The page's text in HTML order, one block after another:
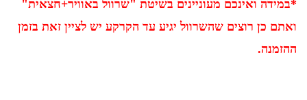
*במידה ואינכם מעוניינים בשיטת "שרוול באוויר+חצאית"
ואתם כן רוצים שהשרוול יגיע עד הקרקע יש לציין זאת בזמן
ההזמנה.